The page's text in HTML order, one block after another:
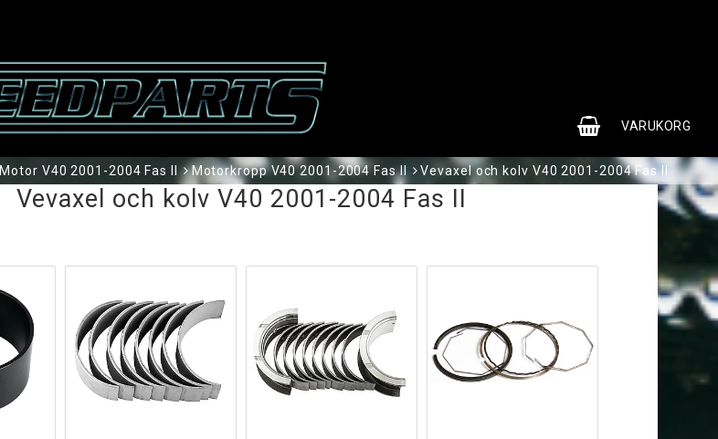
VARUKORG
Motor V40 2001-2004 Fas II Motorkropp V40 2001-2004 Fas II Vevaxel och kolv V40 2001-2004 Fas II
Vevaxel och kolv V40 2001-2004 Fas II